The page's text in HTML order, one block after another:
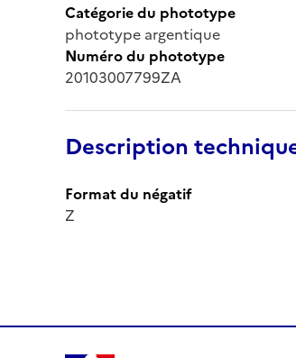
Catégorie du phototype
phototype argentique
Numéro du phototype
20103007799ZA
Description
Format du négatif
Z